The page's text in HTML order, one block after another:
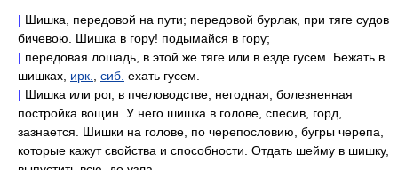
| Шишка, передовой на пути; передовой бурлак, при тяге судов
бичевою. Шишка в гору! подымайся в гору;
| передовая лошадь, в этой же тяге или в езде гусем. Бежать в
шишках, ирк. сиб. ехать гусем.
| Шишка или рог, в пчеловодстве, негодная, болезненная
постройка вощин. У него шишка в голове, спесив, горд,
зазнается. Шишки на голове, по черепословию, бугры черепа,
которые кажут свойства и способности. Отдать шейму в шишку,